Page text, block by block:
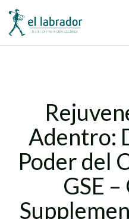
Adentro:
Poder del
GSE